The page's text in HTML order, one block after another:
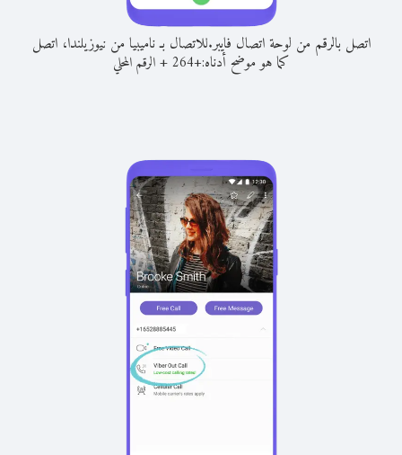
اتصل بالرقم من لوحة اتصال فايبر.للاتصال بـ ناميبيا من نيوزيلندا، اتصل
كما هو موضح أدناه:+
264
+الرقم المحلي